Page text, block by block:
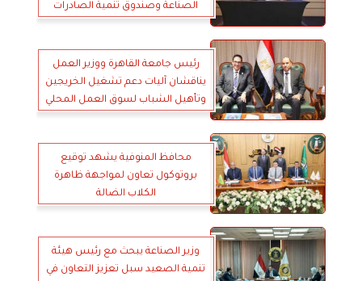
الصناعة وصندوق تنمية الصادرات
رئيس جامعة القاهرة ووزير العمل
يناقشان آليات دعم تشغيل الخريجين
وتأهيل الشباب لسوق العمل المحلي
محافظ المنوفية يشهد توقيع
بروتوكول تعاون لمواجهة ظاهرة
الكلاب الضالة
وزير الصناعة يبحث مع رئيس هيئة
تنمية الصعيد سبل تعزيز التعاون في